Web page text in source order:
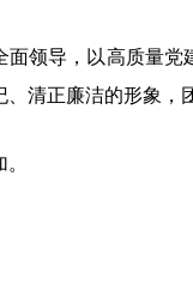
领导，以高质量
清正廉洁的形象，